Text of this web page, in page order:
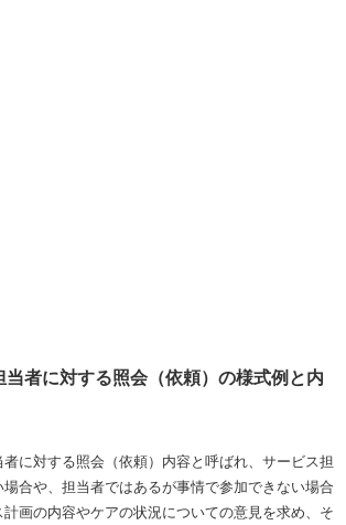
当者に対する照会（依頼）の様式例と内
に対する照会（依頼）内容と呼ばれ、サービス担
合や、担当者ではあるが事情で参加できない場合
画の内容やケアの状況についての意見を求め、そ